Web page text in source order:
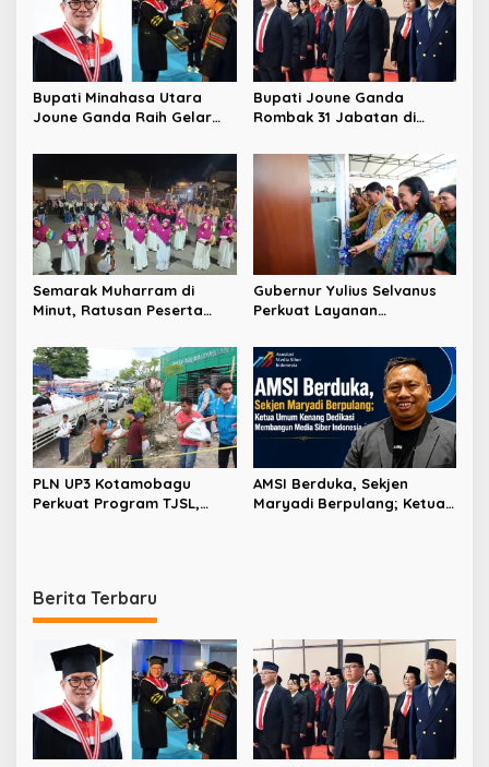
Bupati Minahasa Utara
Joune Ganda Raih Gelar
Komitmen Tingkatkan
Kualitas Kepemimpinan
Bupati Joune Ganda
Rombak 31 Jabatan di
Watupongoh Pimpin
Diskominfosan
Semarak Muharram di
Minut, Ratusan Peserta
Pererat Silaturahmi Umat
Gubernur Yulius Selvanus
Perkuat Layanan
Unit Hemodialisis dan
Dorong RSUD Bitung Naik
Tipe C
PLN UP3 Kotamobagu
Perkuat Program TJSL,
AMSI Berduka, Sekjen
Maryadi Berpulang; Ketua
Berita Terbaru